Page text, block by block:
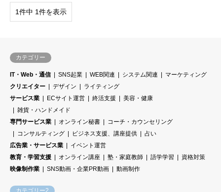
1件中 1件を表示
カテゴリー
IT・Web・通信 SNS起業 WEB関連 システム関連
マーケティング
クリエイター
デザイン
ライティング
サービス業
ECサイト運営 終活支援
美容・健康
雑貨・ハンドメイド
専門サービス業
オンライン秘書
コーチ・カウンセリング
コンサルティング
ビジネス支援、講座提供
占い
広告業・サービス業
イベント運営
教育・学習支援
オンライン講座 塾・家庭教師 語学学習
資格対策
映像制作業
SNS動画・企業PR動画 動画制作
カテゴリー2